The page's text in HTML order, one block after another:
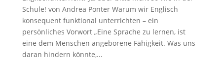
Schule! von Andrea Ponter Warum wir Englisch
konsequent funktional unterrichten – ein
persönliches Vorwort „Eine Sprache zu lernen, ist
eine dem Menschen angeborene Fähigkeit. Was uns
daran hindern könnte,...